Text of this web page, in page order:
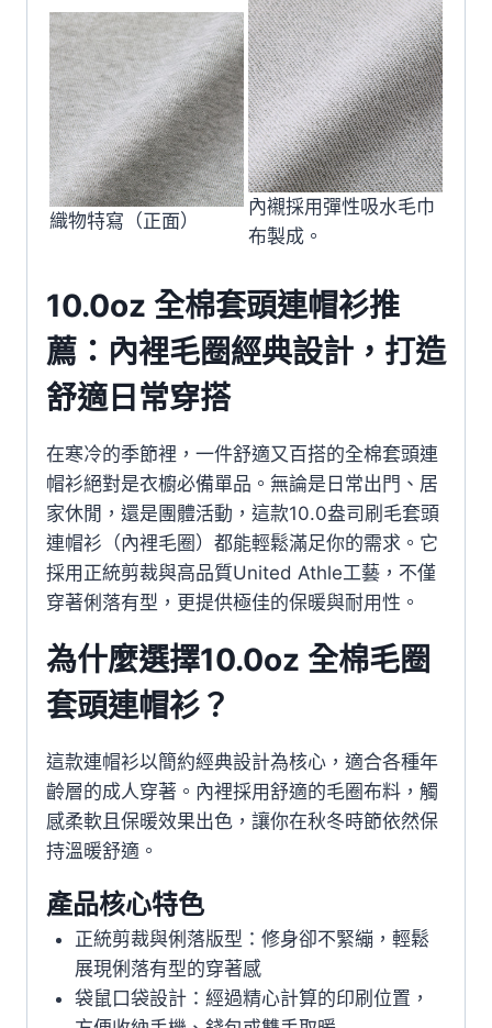
織物特寫（正面）
內襯採用彈性吸水毛巾
布製成。
10.0oz 全棉套頭連帽衫推
薦：內裡毛圈經典設計，打造
舒適日常穿搭
在寒冷的季節裡，一件舒適又百搭的全棉套頭連
帽衫絕對是衣櫥必備單品。無論是日常出門、居
家休閒，還是團體活動，這款10.0盎司刷毛套頭
連帽衫（內裡毛圈）都能輕鬆滿足你的需求。它
採用正統剪裁與高品質United Athle工藝，不僅
穿著俐落有型，更提供極佳的保暖與耐用性。
為什麼選擇10.0oz 全棉毛圈
套頭連帽衫？
這款連帽衫以簡約經典設計為核心，適合各種年
齡層的成人穿著。內裡採用舒適的毛圈布料，觸
感柔軟且保暖效果出色，讓你在秋冬時節依然保
持溫暖舒適。
產品核心特色
正統剪裁與俐落版型：修身卻不緊繃，輕鬆
展現俐落有型的穿著感
袋鼠口袋設計：經過精心計算的印刷位置，